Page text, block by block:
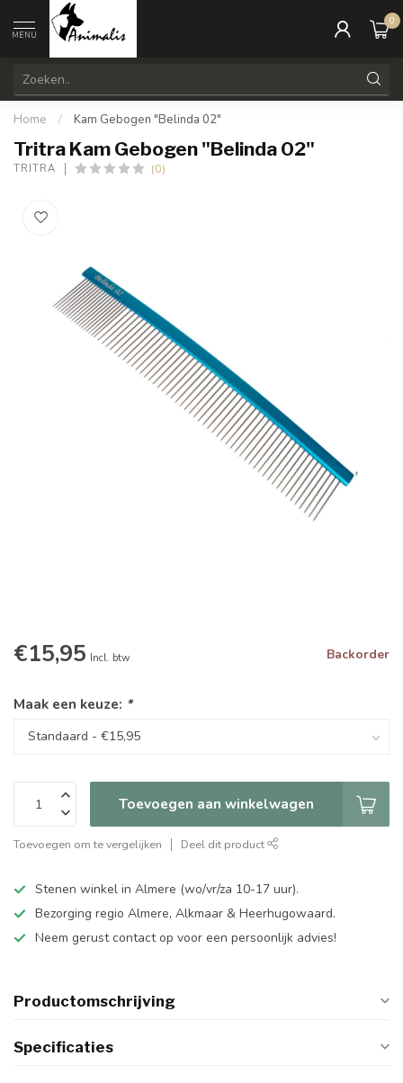
MENU
0
Home / Kam Gebogen "Belinda 02"
Tritra Kam Gebogen "Belinda 02"
TRITRA (0)
€15,95 Incl. btw Backorder
Maak een keuze: *
Toevoegen aan winkelwagen
Toevoegen om te vergelijken Deel dit product
Stenen winkel in Almere (wo/vr/za 10-17 uur).
Bezorging regio Almere, Alkmaar & Heerhugowaard.
Neem gerust contact op voor een persoonlijk advies!
Productomschrijving
Specificaties